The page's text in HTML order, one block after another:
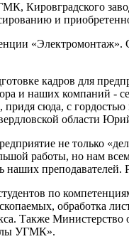
Кировградского
и
«Электромонтаж».
кадров для
и наших компаний -
сюда, с гордостью
области
не только
работы, но нам
наших
по
обработка
Также
УГМК».